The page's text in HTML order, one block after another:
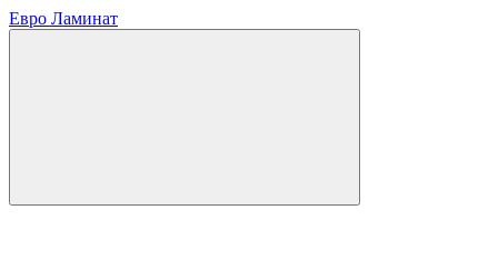
Евро Ламинат